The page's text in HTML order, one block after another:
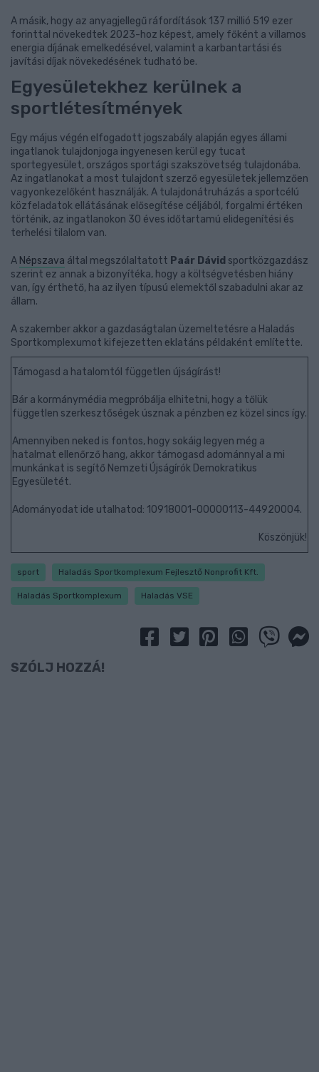
A másik, hogy az anyagjellegű ráfordítások 137 millió 519 ezer
forinttal növekedtek 2023-hoz képest, amely főként a villamos
energia díjának emelkedésével, valamint a karbantartási és
javítási díjak növekedésének tudható be.
Egyesületekhez kerülnek a
sportlétesítmények
Egy május végén elfogadott jogszabály alapján egyes állami
ingatlanok tulajdonjoga ingyenesen kerül egy tucat
sportegyesület, országos sportági szakszövetség tulajdonába.
Az ingatlanokat a most tulajdont szerző egyesületek jellemzően
vagyonkezelőként használják. A tulajdonátruházás a sportcélú
közfeladatok ellátásának elősegítése céljából, forgalmi értéken
történik, az ingatlanokon 30 éves időtartamú elidegenítési és
terhelési tilalom van.
A Népszava által megszólaltatott Paár Dávid sportközgazdász
szerint ez annak a bizonyítéka, hogy a költségvetésben hiány
van, így érthető, ha az ilyen típusú elemektől szabadulni akar az
állam.
A szakember akkor a gazdaságtalan üzemeltetésre a Haladás
Sportkomplexumot kifejezetten eklatáns példaként említette.
Támogasd a hatalomtól független újságírást!
Bár a kormánymédia megpróbálja elhitetni, hogy a tőlük
független szerkesztőségek úsznak a pénzben ez közel sincs így.
Amennyiben neked is fontos, hogy sokáig legyen még a
hatalmat ellenőrző hang, akkor támogasd adománnyal a mi
munkánkat is segítő Nemzeti Újságírók Demokratikus
Egyesületét.
Adományodat ide utalhatod: 10918001-00000113-44920004.
Köszönjük!
sport Haladás Sportkomplexum Fejlesztő Nonprofit Kft.
Haladás Sportkomplexum Haladás VSE
SZÓLJ HOZZÁ!